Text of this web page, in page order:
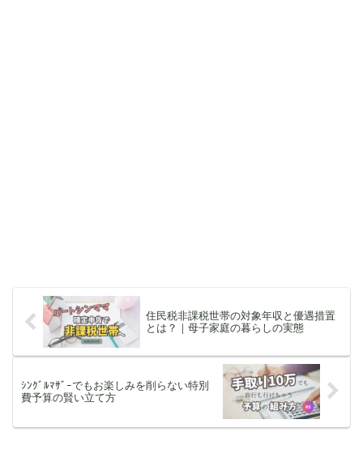
住民税非課税世帯の対象年収と優遇措置
とは？｜母子家庭の暮らしの実態
ｼﾝｸﾞﾙﾏｻﾞｰでもお楽しみを削らない特別
費予算の賢い立て方